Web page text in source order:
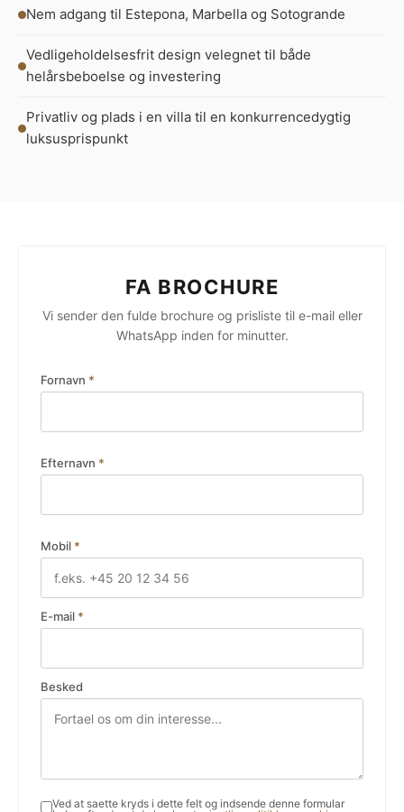
Nem adgang til Estepona, Marbella og Sotogrande
Vedligeholdelsesfrit design velegnet til både
helårsbeboelse og investering
Privatliv og plads i en villa til en konkurrencedygtig
luksusprispunkt
FA BROCHURE
Vi sender den fulde brochure og prisliste til e-mail eller
WhatsApp inden for minutter.
Fornavn *
Efternavn *
Mobil *
E-mail *
Besked
Ved at saette kryds i dette felt og indsende denne formular